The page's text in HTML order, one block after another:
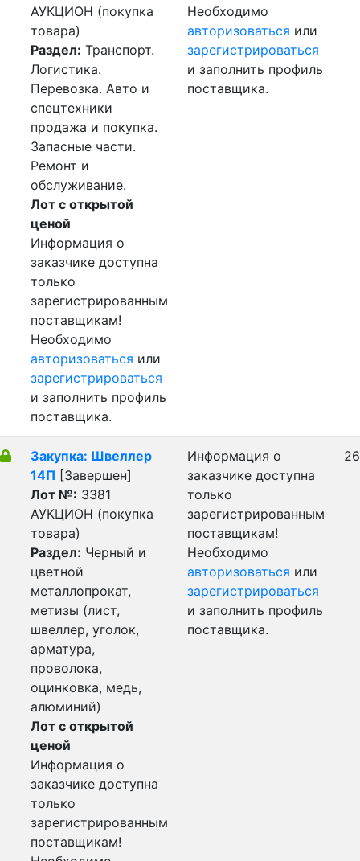
АУКЦИОН (покупка
товара)
Раздел: Транспорт.
Логистика.
Перевозка. Авто и
спецтехники
продажа и покупка.
Запасные части.
Ремонт и
обслуживание.
Лот с открытой
ценой
Информация о
заказчике доступна
только
зарегистрированным
поставщикам!
Необходимо
авторизоваться или
зарегистрироваться
и заполнить профиль
поставщика.
Необходимо
авторизоваться или
зарегистрироваться
и заполнить профиль
поставщика.
Закупка: Швеллер
14П [Завершен]
Лот №: 3381
АУКЦИОН (покупка
товара)
Раздел: Черный и
цветной
металлопрокат,
метизы (лист,
швеллер, уголок,
арматура,
проволока,
оцинковка, медь,
алюминий)
Лот с открытой
ценой
Информация о
заказчике доступна
только
зарегистрированным
поставщикам!
Информация о
заказчике доступна
только
зарегистрированным
поставщикам!
Необходимо
авторизоваться или
зарегистрироваться
и заполнить профиль
поставщика.